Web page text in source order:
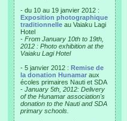
- du 10 au 19 janvier 2012 :
Exposition photographique
traditionnelle au Vaiaku Lagi
Hotel
- From January 10th to 19th,
2012 : Photo exhibition at the
Vaiaku Lagi Hotel
- 5 janvier 2012 : Remise de
la donation Hunamar aux
écoles primaires Nauti et SDA
- January 5th, 2012: Delivery
of the Hunamar association's
donation to the Nauti and SDA
primary schools.